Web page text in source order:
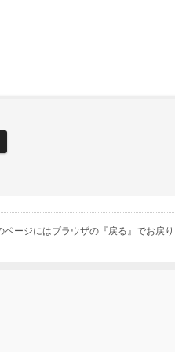
ページにはブラウザの『戻る』でお戻り